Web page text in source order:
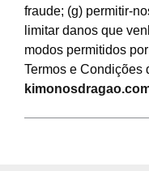
fraude; (g) permitir-
limitar danos que
modos permitidos
Termos e Condições